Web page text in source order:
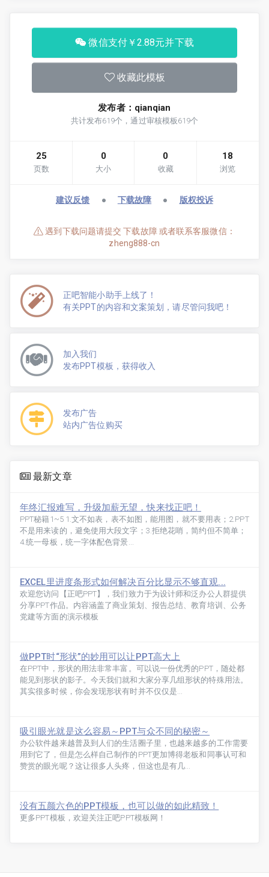
微信支付￥2.88元并下载
收藏此模板
发布者：qianqian
共计发布619个，通过审核模板619个
25
页数
0
大小
0
收藏
18
浏览
建议反馈 ● 下载故障 ● 版权投诉
遇到下载问题请提交 下载故障 或者联系客服微信：
zheng888-cn
正吧智能小助手上线了！
有关PPT的内容和文案策划，请尽管问我吧！
加入我们
发布PPT模板，获得收入
发布广告
站内广告位购买
最新文章
年终汇报难写，升级加薪无望，快来找正吧！
PPT秘籍1~5 1.文不如表，表不如图，能用图，就不要用表；2.PPT
不是用来读的，避免使用大段文字；3.拒绝花哨，简约但不简单；
4.统一母板，统一字体配色背景...
EXCEL里进度条形式如何解决百分比显示不够直观...
欢迎您访问【正吧PPT】，我们致力于为设计师和泛办公人群提供
分享PPT作品。内容涵盖了商业策划、报告总结、教育培训、公务
党建等方面的演示模板
做PPT时“形状”的妙用可以让PPT高大上
在PPT中，形状的用法非常丰富。可以说一份优秀的PPT，随处都
能见到形状的影子。今天我们就和大家分享几组形状的特殊用法。
其实很多时候，你会发现形状有时并不仅仅是...
吸引眼光就是这么容易～PPT与众不同的秘密～
办公软件越来越普及到人们的生活圈子里，也越来越多的工作需要
用到它了，但是怎么样自己制作的PPT更加博得老板和同事认可和
赞赏的眼光呢？这让很多人头疼，但这也是有几...
没有五颜六色的PPT模板，也可以做的如此精致！
更多PPT模板，欢迎关注正吧PPT模板网！